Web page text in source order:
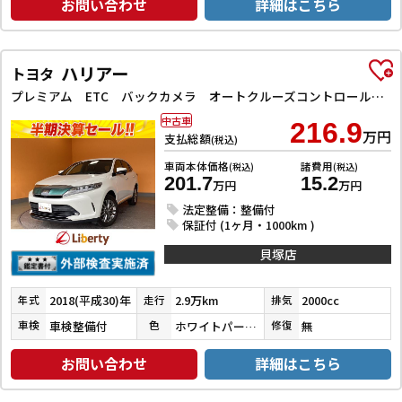
お問い合わせ 詳細はこちら
トヨタ ハリアー
プレミアム ETC バックカメラ オートクルーズコントロール レーンアシスト 衝突被害軽減システム ナビ TV オートマチックハイビーム オートライト LEDヘッドランプ 電動リアゲート アルミホイール
支払総額(税込) 216.9万円
車両本体価格(税込)
201.7万円
諸費用(税込)
15.2万円
法定整備：整備付
保証付 (1ヶ月・1000km )
中古車
貝塚店
年式 2018(平成30)年 走行 2.9万km 排気 2000cc
車検 車検整備付 色 ホワイトパールクリスタルシャイン 修復 無
お問い合わせ 詳細はこちら